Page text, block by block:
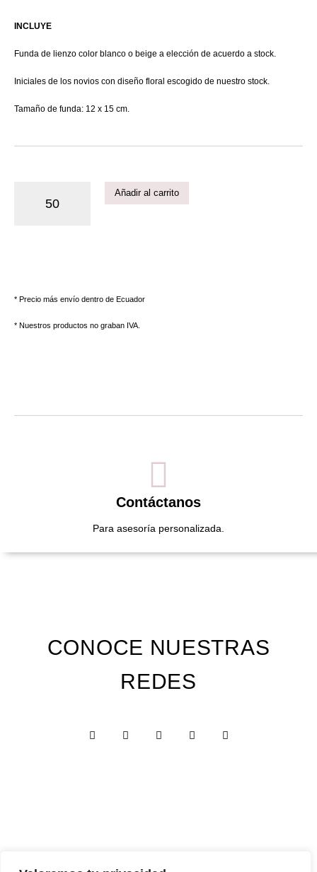
INCLUYE
Funda de lienzo color blanco o beige a elección de acuerdo a stock.
Iniciales de los novios con diseño floral escogido de nuestro stock.
Tamaño de funda: 12 x 15 cm.
Añadir al carrito
* Precio más envío dentro de Ecuador
* Nuestros productos no graban IVA.
Contáctanos
Para asesoría personalizada.
CONOCE NUESTRAS
REDES
Custom Edition